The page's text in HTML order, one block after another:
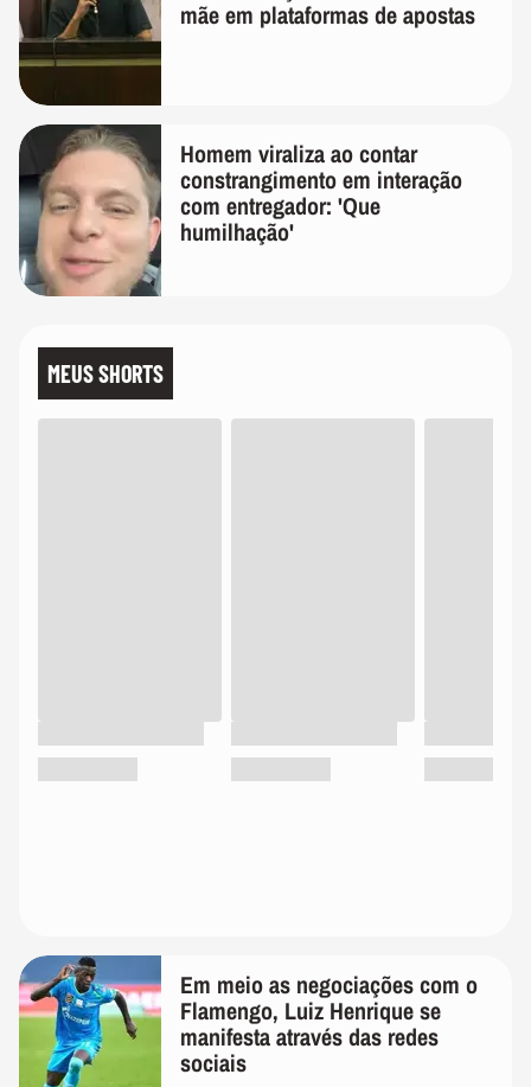
mãe em plataformas de apostas
Homem viraliza ao contar
constrangimento em interação
com entregador: 'Que
humilhação'
MEUS SHORTS
Em meio as negociações com o
Flamengo, Luiz Henrique se
manifesta através das redes
sociais